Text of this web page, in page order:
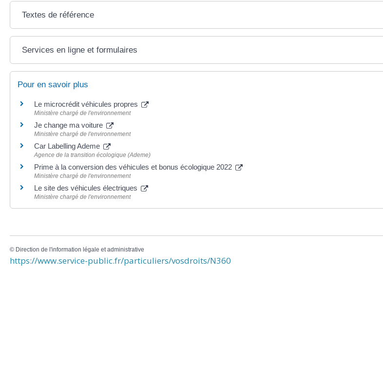
Textes de référence
Services en ligne et formulaires
Pour en savoir plus
Le microcrédit véhicules propres
Ministère chargé de l'environnement
Je change ma voiture
Ministère chargé de l'environnement
Car Labelling Ademe
Agence de la transition écologique (Ademe)
Prime à la conversion des véhicules et bonus écologique 2022
Ministère chargé de l'environnement
Le site des véhicules électriques
Ministère chargé de l'environnement
© Direction de l'information légale et administrative
https://www.service-public.fr/particuliers/vosdroits/N360